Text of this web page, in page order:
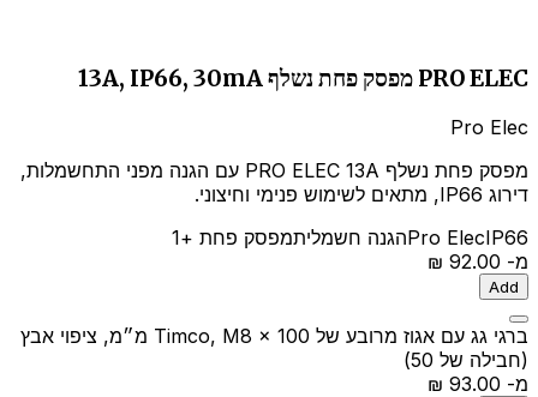
PRO ELEC מפסק פחת נשלף 13A, IP66, 30mA
Pro Elec
מפסק פחת נשלף PRO ELEC 13A עם הגנה מפני התחשמלות,
דירוג IP66, מתאים לשימוש פנימי וחיצוני.
Pro ElecIP66 הגנה חשמליתמפסק פחת +1
מ-
Add
ברגי גג עם אגוז מרובע של Timco, M8 x 100 מ״מ, ציפוי אבץ
(חבילה של 50)
מ-